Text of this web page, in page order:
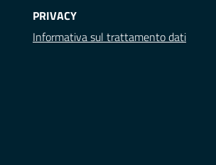
PRIVACY
Informativa sul trattamento dati